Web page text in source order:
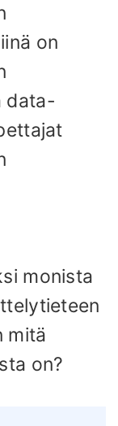
on
data-
monista
mitä
on?